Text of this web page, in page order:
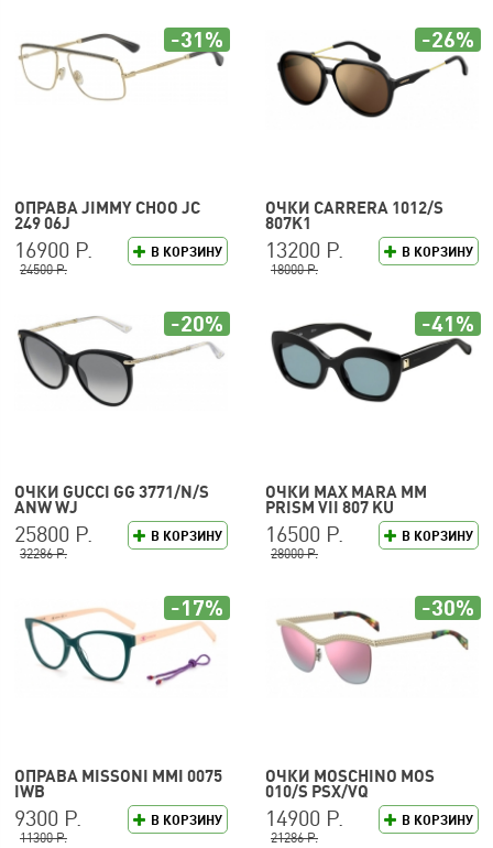
ОПРАВА JIMMY CHOO JC
249 06J
В КОРЗИНУ
16900 Р.
24500 Р.
-31%
ОЧКИ CARRERA 1012/S
807K1
В КОРЗИНУ
13200 Р.
18000 Р.
-26%
ОЧКИ GUCCI GG 3771/N/S
ANW WJ
В КОРЗИНУ
25800 Р.
32286 Р.
-20%
ОЧКИ MAX MARA MM
PRISM VII 807 KU
В КОРЗИНУ
16500 Р.
28000 Р.
-41%
ОПРАВА MISSONI MMI 0075
IWB
В КОРЗИНУ
9300 Р.
11300 Р.
-17%
ОЧКИ MOSCHINO MOS
010/S PSX/VQ
В КОРЗИНУ
14900 Р.
21286 Р.
-30%